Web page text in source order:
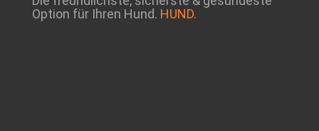
Option für Ihren Hund. HUND.